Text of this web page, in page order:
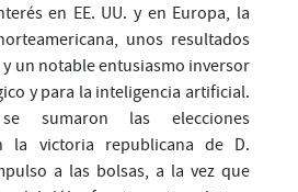
en EE. UU. y en Europa, la
unos resultados
un notable entusiasmo inversor
y para la inteligencia artificial.
sumaron las elecciones
la victoria republicana de D.
a las bolsas, a la vez que